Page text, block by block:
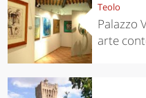
Teolo
Palazzo
arte